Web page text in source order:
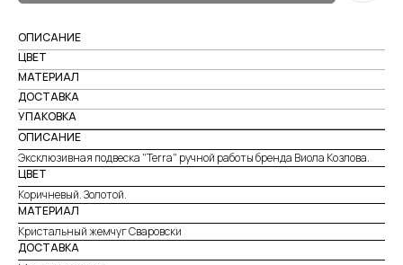
ОПИСАНИЕ
ЦВЕТ
МАТЕРИАЛ
ДОСТАВКА
УПАКОВКА
ОПИСАНИЕ
Эксклюзивная подвеска "Terra" ручной работы бренда Виола Козлова.
ЦВЕТ
Коричневый. Золотой.
МАТЕРИАЛ
Кристальный жемчуг Сваровски
ДОСТАВКА